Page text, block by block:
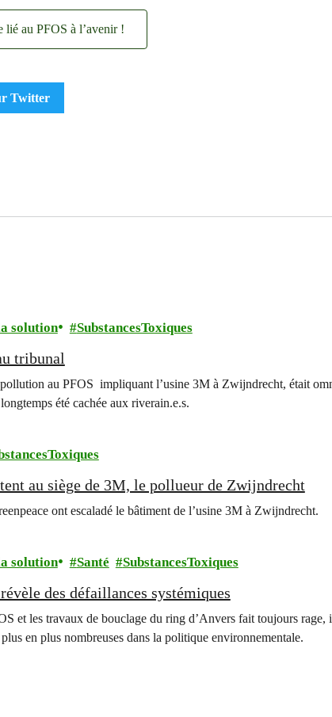
lié au PFOS à l’avenir !
Twitter
solution SubstancesToxiques
tribunal
au PFOS impliquant l’usine 3M à Zwijndrecht, était
été cachée aux riverain.e.s.
au siège de 3M, le pollueur de Zwijndrecht
ont escaladé le bâtiment de l’usine 3M à Zwijndrecht.
solution Santé SubstancesToxiques
des défaillances systémiques
et les travaux de bouclage du ring d’Anvers fait toujours rage,
en plus nombreuses dans la politique environnementale.